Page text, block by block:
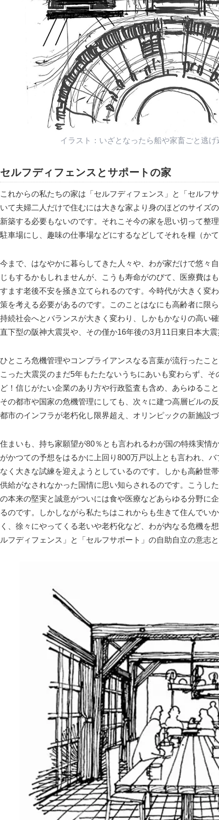
イラスト：いざとなったら船や家畜ごと逃
セルフディフェンスとサポートの家
これからの私たちの家は セルフディフェンス と
セルフ
いて夫婦二人だけで住むには大きな家より身のほどのサイズ
新築する必要もないのです。それこそ今の家を思い切って整
駐車場にし、趣味の仕事場などにするなどしてそれを糧（か
今まで、はなやかに暮らしてきた人々や、わが家だけで悠々
じもするかもしれませんが、こうも寿命がのびて、医療費は
すます老後不安を掻き立てられるのです。今時代が大きく変
策を考える必要があるのです。このことはなにも高齢者に限
持続社会へとバランスが大きく変わり、しかもかなりの高い
直下型の阪神大震災や、その僅か16年後の3月11日東日本大
ひところ危機管理やコンプライアンスなる言葉が流行ったこ
こった大震災のまだ5年もたたないうちにあいも変わらず、
ど！信じがたい企業のあり方や行政監査も含め、あらゆるこ
その都市や国家の危機管理にしても、次々に建つ高層ビルの
都市のインフラが老朽化し限界超え、オリンピックの新施設
住まいも、持ち家願望が80％とも言われるわが国の特殊実情
がかつての予想をはるかに上回り800万戸以上とも言われ、
なく大きな試練を迎えようとしているのです。しかも高齢世
供給がなされなかった国情に思い知らされるのです。こうし
の本来の堅実と誠意がついには食や医療などあらゆる分野に
るのです。しかしながら私たちはこれからも生きて住んでい
く、徐々にやってくる老いや老朽化など、わが内なる危機を
ルフディフェンス
と セルフサポート の自助自立の意志